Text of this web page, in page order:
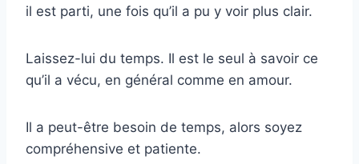
il est parti, une fois qu’il a pu y voir plus clair.
Laissez-lui du temps. Il est le seul à savoir ce
qu’il a vécu, en général comme en amour.
Il a peut-être besoin de temps, alors soyez
compréhensive et patiente.